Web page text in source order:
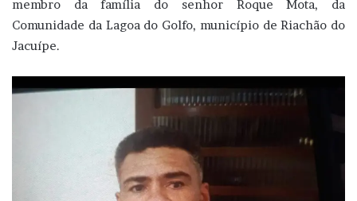
membro da família do senhor Roque Mota, da
Comunidade da Lagoa do Golfo, município de Riachão do
Jacuípe.